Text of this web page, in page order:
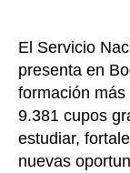
El Servicio
presenta en
formación
9.381 cupos
estudiar,
nuevas